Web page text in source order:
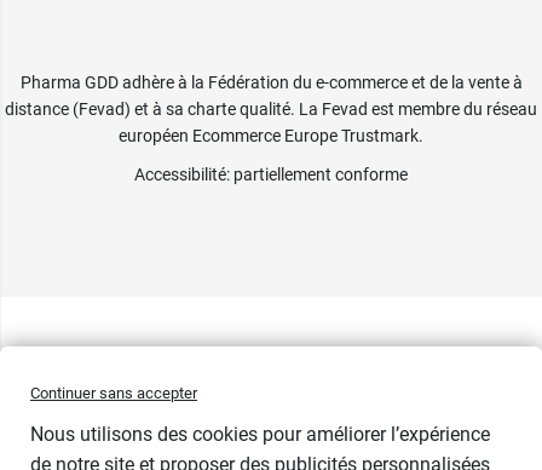
Pharma GDD adhère à la Fédération du e-commerce et de la vente à
distance (Fevad) et à sa charte qualité. La Fevad est membre du réseau
européen Ecommerce Europe Trustmark.
Accessibilité: partiellement conforme
Continuer sans accepter
Nous utilisons des cookies pour améliorer l’expérience
de notre site et proposer des publicités personnalisées